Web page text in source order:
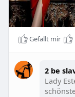
Gefällt mir
2 be
Lady